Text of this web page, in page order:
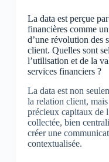
La data est perçue
financières comme
d’une révolution des
client. Quelles sont
l’utilisation et de la
services financiers ?
La data est non
la relation client,
précieux capitaux de
collectée, bien
créer une
contextualisée.